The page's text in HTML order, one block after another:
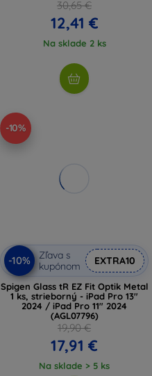
30,65 €
12,41 €
Na sklade 2 ks
-10%
-10%
Zľava s
kupónom
EXTRA10
Spigen Glass tR EZ Fit Optik Metal
1 ks, strieborný - iPad Pro 13"
2024 / iPad Pro 11" 2024
(AGL07796)
19,90 €
17,91 €
Na sklade > 5 ks